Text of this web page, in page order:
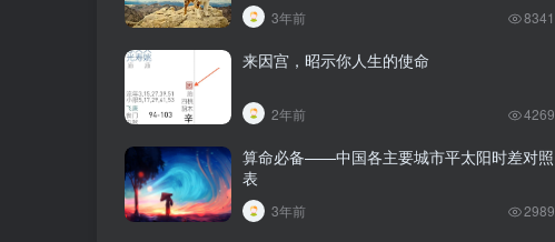
3年前 8341
来因宫，昭示你人生的使命
2年前 4269
算命必备——中国各主要城市平太阳时差对照
表
3年前 2989